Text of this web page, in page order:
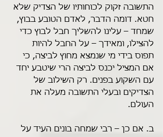
התשובה זקוק לכוחותיו של הצדיק שלא
חטא. דומה הדבר, לאדם הטובע בבוץ,
שמחד – עלינו להשליך חבל לבוץ כדי
להצילו, ומאידך – על החבל להיות
תפוס בידי מי שנמצא מחוץ לביצה, כי
אם המציל יכנס לביצה הרי שיטבע יחד
עם השקוע בפנים. רק השילוב של
הצדיקים ובעלי התשובה מעלה את
העולם.
ב. אם כן – רבי שמחה בונים העיד על